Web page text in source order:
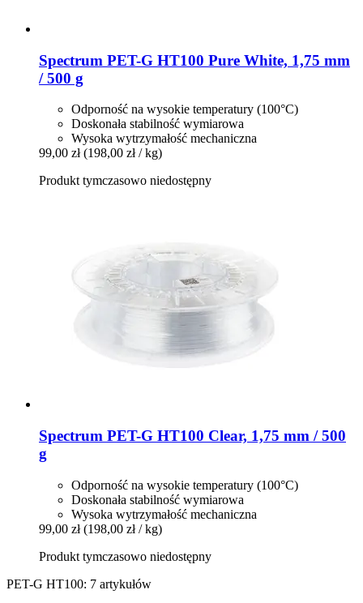
Spectrum PET-​G HT100 Pure White, 1,75 mm
/ 500 g
Odporność na wysokie temperatury (100°C)
Doskonała stabilność wymiarowa
Wysoka wytrzymałość mechaniczna
99,00 zł (198,00 zł / kg)
Produkt tymczasowo niedostępny
Spectrum PET-​G HT100 Clear, 1,75 mm / 500
g
Odporność na wysokie temperatury (100°C)
Doskonała stabilność wymiarowa
Wysoka wytrzymałość mechaniczna
99,00 zł (198,00 zł / kg)
Produkt tymczasowo niedostępny
PET-G HT100: 7 artykułów